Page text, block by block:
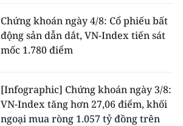
Chứng khoán ngày 4/8: Cổ phiếu bất
động sản dẫn dắt, VN-Index tiến sát
mốc 1.780 điểm
[Infographic] Chứng khoán ngày 3/8:
VN-Index tăng hơn 27,06 điểm, khối
ngoại mua ròng 1.057 tỷ đồng trên